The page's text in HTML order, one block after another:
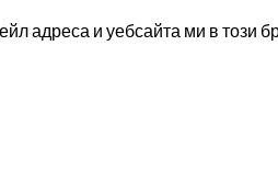
адреса и уебсайта ми в този